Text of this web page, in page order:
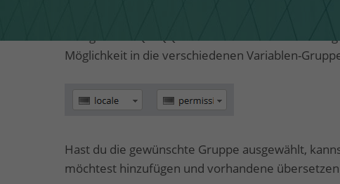
Möglichkeit in die verschiedenen Variablen-
Hast du die gewünschte Gruppe ausgewählt,
möchtest hinzufügen und vorhandene